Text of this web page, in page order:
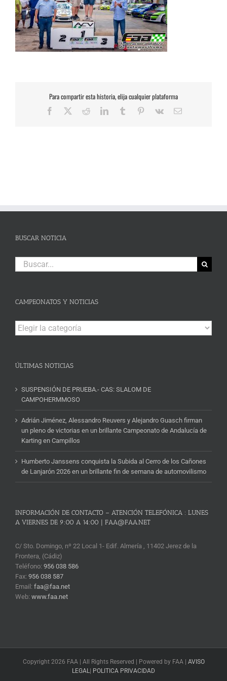
Para compartir esta historia, elija cualquier plataforma
Facebook RedditLinkedInTumblr Pinterest
Vk
Correo
BUSCAR NOTICIA
Buscar:
CAMPEONATOS Y NOTICIAS
Campeonatos
y
ÚLTIMAS NOTICIAS
SUSPENSIÓN DE PRUEBA.- CAS: SLALOM DE
CAMPOHERMMOSO
Adrián Jiménez, Alessandro Reuvers y Alejandro Guasch firman
un pleno de victorias en un brillante Campeonato de Andalucía de
Karting en Campillos
Humberto Janssens conquista la Subida al Cerro de los Cañones
de Lanjarón 2026 en un brillante fin de semana de automovilismo
INFORMACIÓN DE CONTACTO – ATENCIÓN TELEFÓNICA : LUNES
A VIERNES DE 9:00 A 14:00 | FAA@FAA.NET
C/ Sto. Domingo, nº 22 Local 1- Edif. Almería , 11402 Jerez de la
Frontera, (Cádiz)
Teléfono: 956 038 586
Fax: 956 038 587
Email: faa@faa.net
Web: www.faa.net
Copyright 2026 FAA | All Rights Reserved | Powered by FAA | AVISO
LEGAL | POLITICA PRIVACIDAD